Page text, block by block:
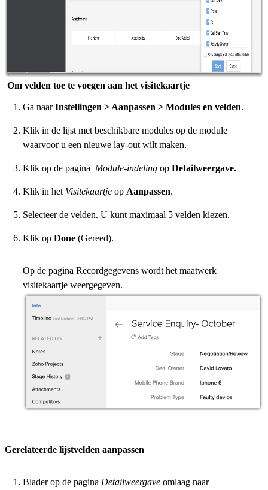
Om velden toe te voegen aan het visitekaartje
Ga naarInstellingen > Aanpassen > Modules en velden.
Klik in de lijst met beschikbare modules op de module
waarvoor u een nieuwe lay-out wilt maken.
Klik op de pagina Module-indeling op Detailweergave.
Klik in het Visitekaartje op Aanpassen.
Selecteer de velden. U kunt maximaal 5 velden kiezen.
Klik op Done (Gereed).
Op de pagina Recordgegevens wordt het maatwerk
visitekaartje weergegeven.
Gerelateerde lijstvelden aanpassen
Blader op de pagina Detailweergave omlaag naar